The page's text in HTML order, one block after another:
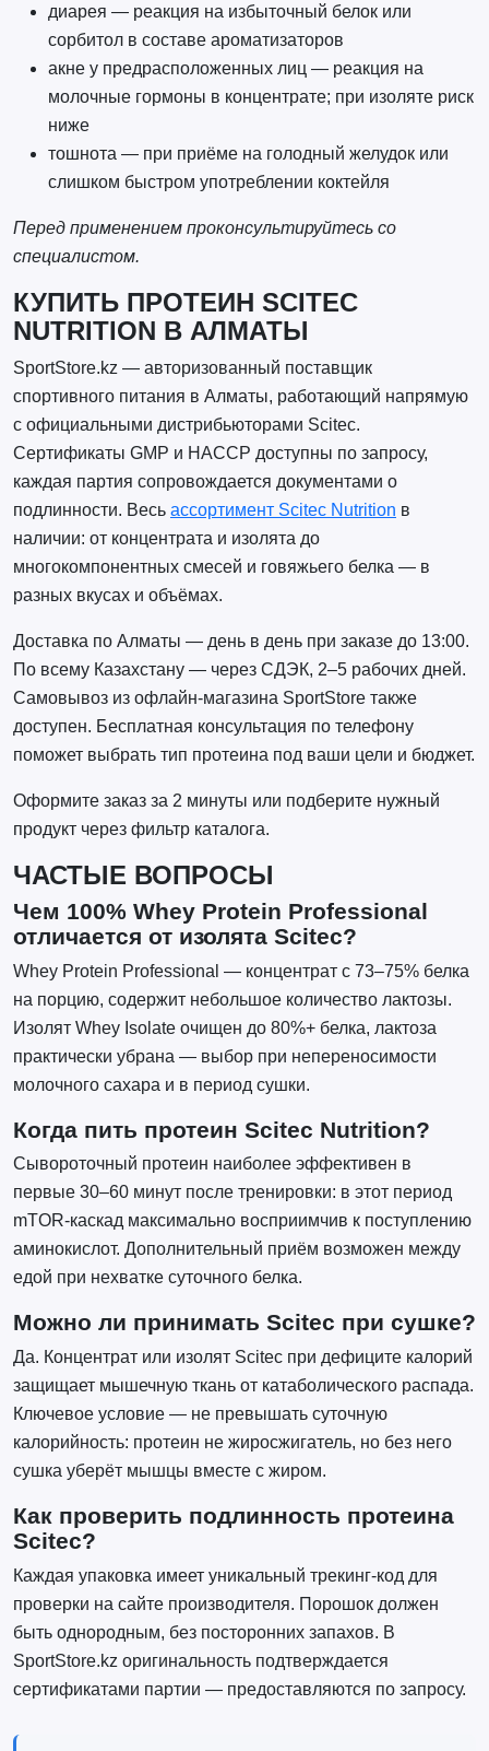
диарея — реакция на избыточный белок или
сорбитол в составе ароматизаторов
акне у предрасположенных лиц — реакция на
молочные гормоны в концентрате; при изоляте риск
ниже
тошнота — при приёме на голодный желудок или
слишком быстром употреблении коктейля
Перед применением проконсультируйтесь со
специалистом.
КУПИТЬ ПРОТЕИН SCITEC
NUTRITION В АЛМАТЫ
SportStore.kz — авторизованный поставщик
спортивного питания в Алматы, работающий напрямую
с официальными дистрибьюторами Scitec.
Сертификаты GMP и HACCP доступны по запросу,
каждая партия сопровождается документами о
подлинности. Весь ассортимент Scitec Nutrition в
наличии: от концентрата и изолята до
многокомпонентных смесей и говяжьего белка — в
разных вкусах и объёмах.
Доставка по Алматы — день в день при заказе до 13:00.
По всему Казахстану — через СДЭК, 2–5 рабочих дней.
Самовывоз из офлайн-магазина SportStore также
доступен. Бесплатная консультация по телефону
поможет выбрать тип протеина под ваши цели и бюджет.
Оформите заказ за 2 минуты или подберите нужный
продукт через фильтр каталога.
ЧАСТЫЕ ВОПРОСЫ
Чем 100% Whey Protein Professional
отличается от изолята Scitec?
Whey Protein Professional — концентрат с 73–75% белка
на порцию, содержит небольшое количество лактозы.
Изолят Whey Isolate очищен до 80%+ белка, лактоза
практически убрана — выбор при непереносимости
молочного сахара и в период сушки.
Когда пить протеин Scitec Nutrition?
Сывороточный протеин наиболее эффективен в
первые 30–60 минут после тренировки: в этот период
mTOR-каскад максимально восприимчив к поступлению
аминокислот. Дополнительный приём возможен между
едой при нехватке суточного белка.
Можно ли принимать Scitec при сушке?
Да. Концентрат или изолят Scitec при дефиците калорий
защищает мышечную ткань от катаболического распада.
Ключевое условие — не превышать суточную
калорийность: протеин не жиросжигатель, но без него
сушка уберёт мышцы вместе с жиром.
Как проверить подлинность протеина
Scitec?
Каждая упаковка имеет уникальный трекинг-код для
проверки на сайте производителя. Порошок должен
быть однородным, без посторонних запахов. В
SportStore.kz оригинальность подтверждается
сертификатами партии — предоставляются по запросу.